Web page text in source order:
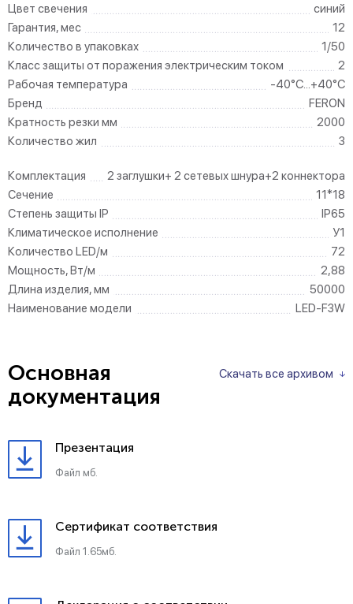
Цвет свечения
синий
Гарантия, мес
12
Количество в упаковках
1/50
Класс защиты от поражения электрическим током
2
Рабочая температура
-40°C...+40°C
Бренд
FERON
Кратность резки мм
2000
Количество жил
3
Комплектация
2 заглушки+ 2 сетевых шнура+2 коннектора
Сечение
11*18
Степень защиты IP
IP65
Климатическое исполнение
У1
Количество LED/м
72
Мощность, Вт/м
2,88
Длина изделия, мм
50000
Наименование модели
LED-F3W
Скачать все архивом
Основная
документация
Презентация
Файл мб.
Сертификат соответствия
Файл 1.65мб.